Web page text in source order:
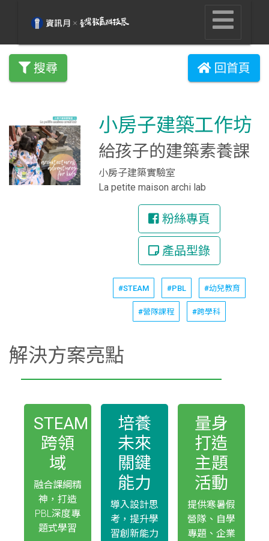
搜尋 回首頁
小房子建築工作坊
給孩子的建築素養課
小房子建築實驗室
La petite maison archi lab
粉絲專頁
產品型錄
#STEAM #PBL #幼兒教育
#營隊課程 #跨學科
解決方案亮點
STEAM
跨領
域
融合課綱精
神，打造
PBL深度專
題式學習
培養
未來
關鍵
能力
導入設計思
考，提升學
習創新能力
量身
打造
主題
活動
提供寒暑假
營隊、自學
專題、企業